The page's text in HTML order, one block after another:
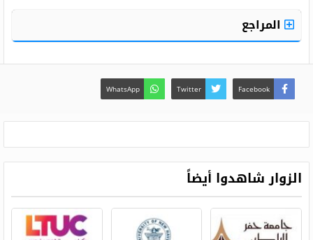
المراجع
Facebook
Twitter
WhatsApp
الزوار شاهدوا أيضاً